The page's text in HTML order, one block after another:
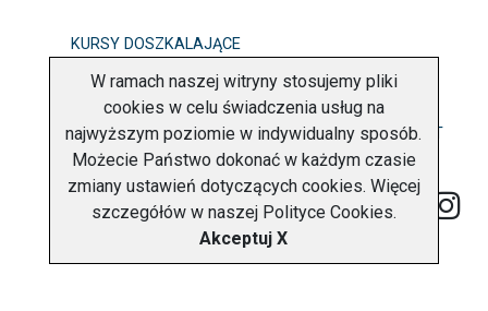
KURSY DOSZKALAJĄCE
OBOWIĄZEK INFORMACYJNY
POLITYKA PRYWATNOŚCI O FIRMIE KONTAKT
Copyright © 2026 Charter Navigator
W ramach naszej witryny stosujemy pliki
cookies w celu świadczenia usług na
najwyższym poziomie w indywidualny sposób.
Możecie Państwo dokonać w każdym czasie
zmiany ustawień dotyczących cookies. Więcej
szczegółów w naszej Polityce Cookies.
Akceptuj X